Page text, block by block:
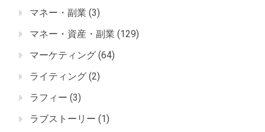
マネー・副業 (3)
マネー・資産・副業 (129)
マーケティング (64)
ライティング (2)
ラフィー (3)
ラブストーリー (1)